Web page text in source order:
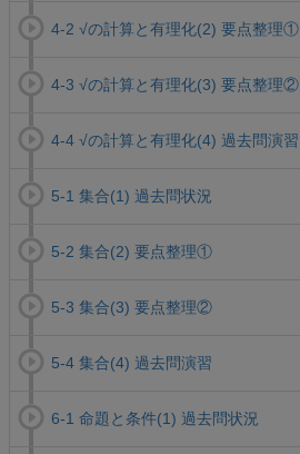
4-2 √の計算と有理化(2) 要点整理①
4-3 √の計算と有理化(3) 要点整理②
4-4 √の計算と有理化(4) 過去問演習
5-1 集合(1) 過去問状況
5-2 集合(2) 要点整理①
5-3 集合(3) 要点整理②
5-4 集合(4) 過去問演習
6-1 命題と条件(1) 過去問状況